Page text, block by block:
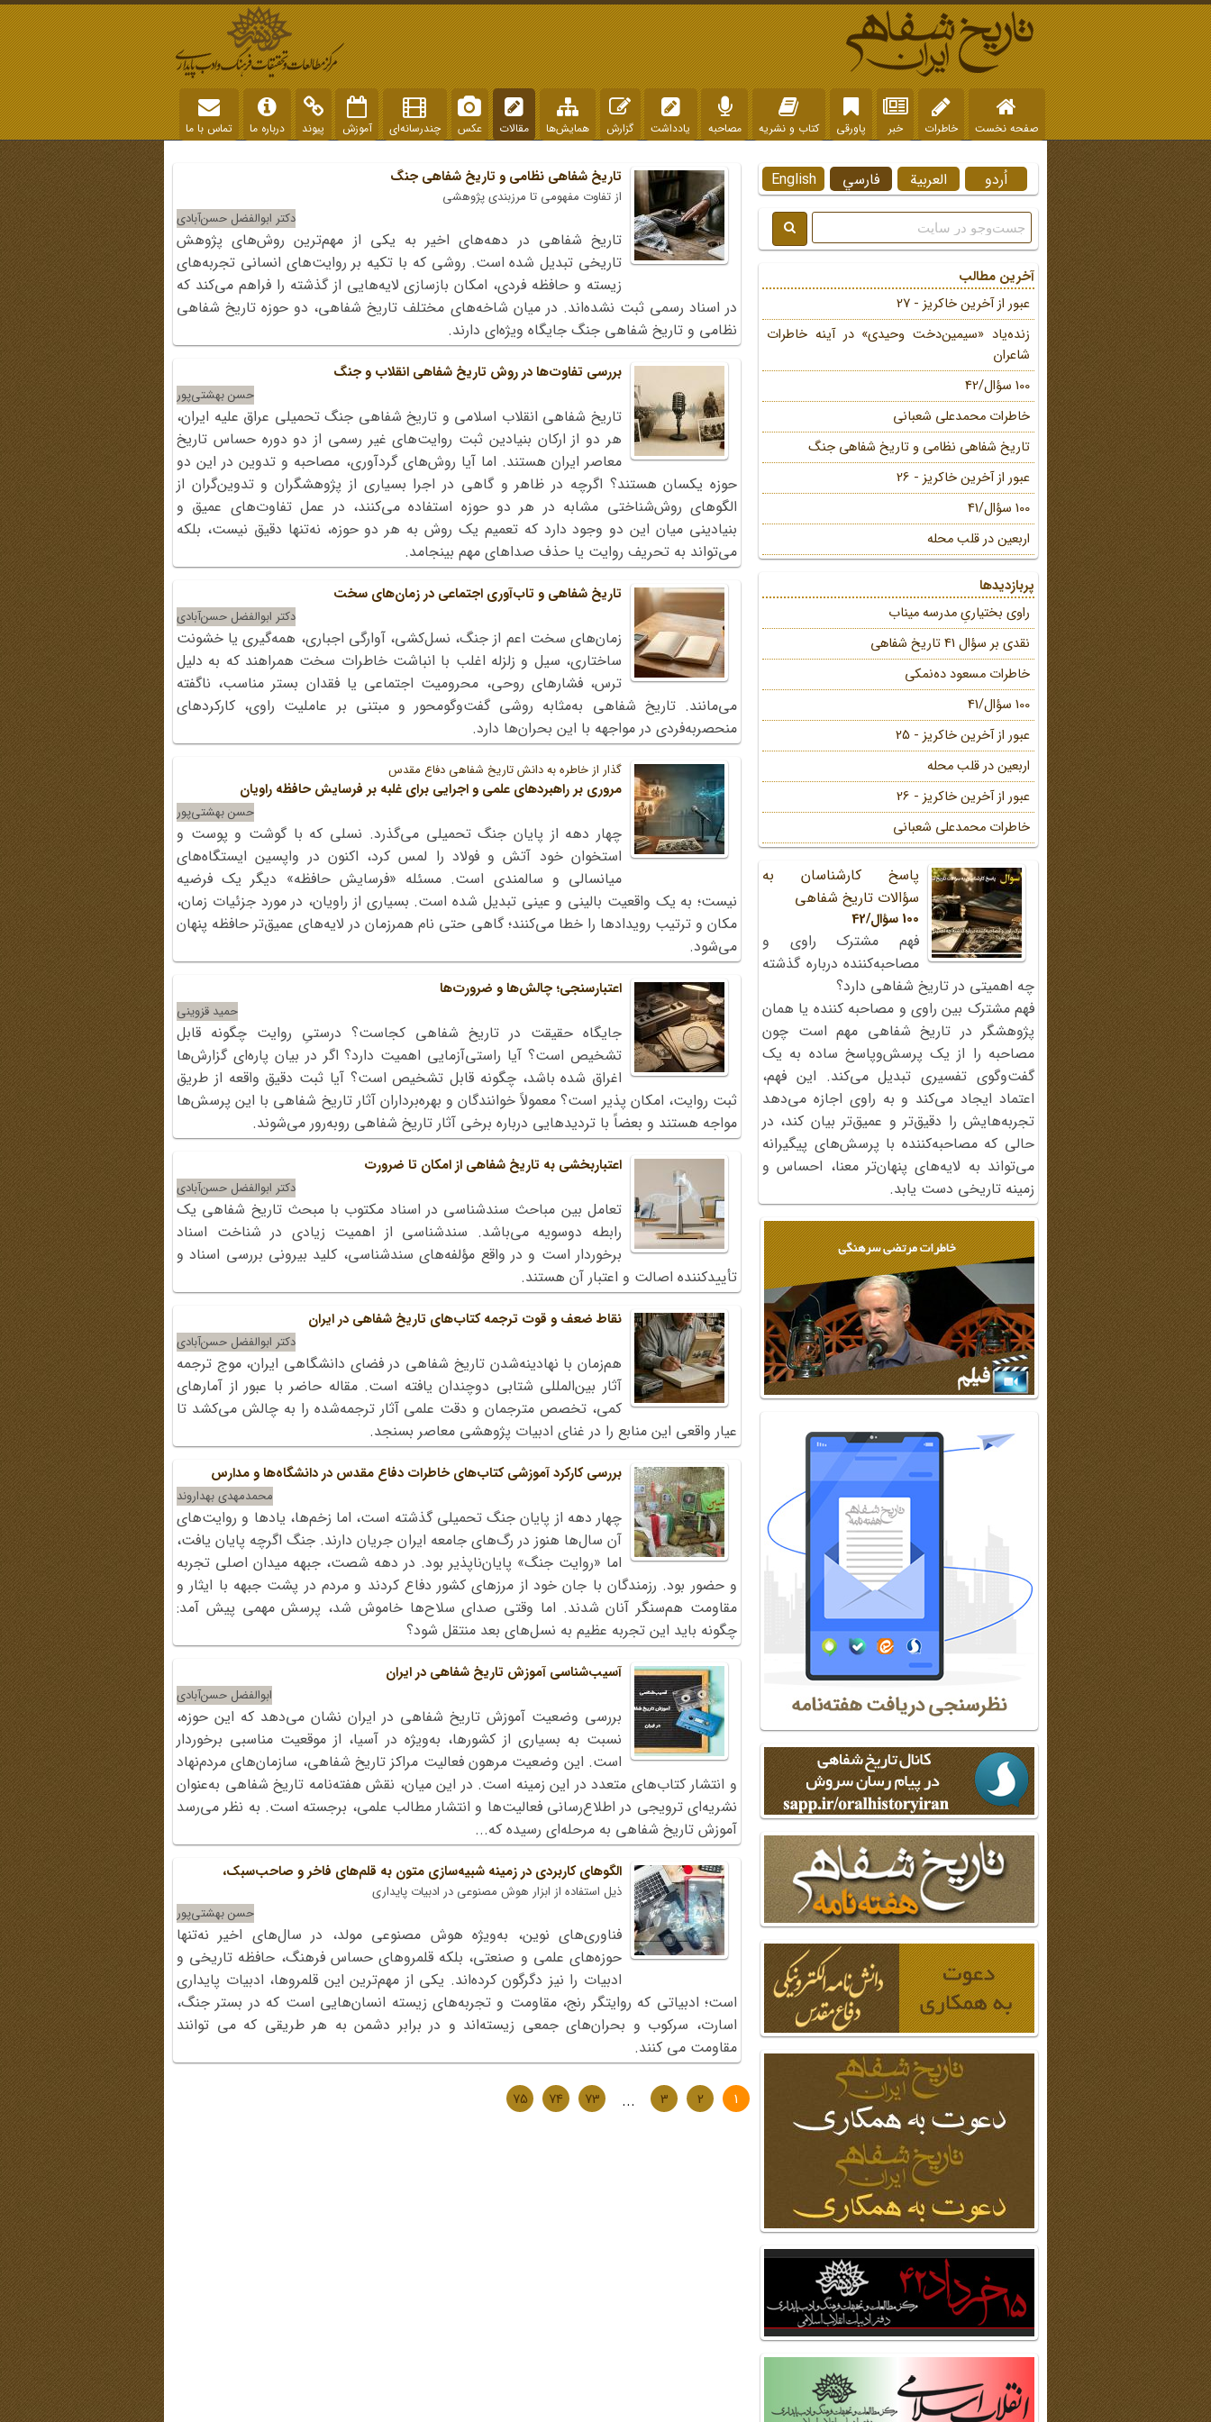
صفحه نخست خاطرات خبر پاورقی کتاب و نشریه مصاحبه یادداشت گزارش همایش‌ها مقالات عکس چندرسانه‌ای آموزش پیوند درباره ما تماس با ما
تاریخ شفاهی نظامی و تاریخ شفاهی جنگ
از تفاوت مفهومی تا مرزبندی پژوهشی
دکتر ابوالفضل حسن‌آبادی
تاریخ شفاهی در دهه‌های اخیر به یکی از مهم‌ترین روش‌های پژوهش
تاریخی تبدیل شده است. روشی که با تکیه بر روایت‌های انسانی تجربه‌های
زیسته و حافظه فردی، امکان بازسازی لایه‌هایی از گذشته را فراهم می‌کند که
در اسناد رسمی ثبت نشده‌اند. در میان شاخه‌های مختلف تاریخ شفاهی، دو حوزه تاریخ شفاهی
نظامی و تاریخ شفاهی جنگ جایگاه ویژه‌ای دارند.
بررسی تفاوت‌ها در روش تاریخ شفاهی انقلاب و جنگ
حسن بهشتی‌پور
تاریخ شفاهی انقلاب اسلامی و تاریخ شفاهی جنگ تحمیلی عراق علیه ایران،
هر دو از ارکان بنیادین ثبت روایت‌های غیر رسمی از دو دوره حساس تاریخ
معاصر ایران هستند. اما آیا روش‌های گردآوری، مصاحبه و تدوین در این دو
حوزه یکسان هستند؟ اگرچه در ظاهر و گاهی در اجرا بسیاری از پژوهشگران و تدوین‌گران از
الگوهای روش‌شناختی مشابه در هر دو حوزه استفاده می‌کنند، در عمل تفاوت‌های عمیق و
بنیادینی میان این دو وجود دارد که تعمیم یک روش به هر دو حوزه، نه‌تنها دقیق نیست، بلکه
می‌تواند به تحریف روایت یا حذف صداهای مهم بینجامد.
تاریخ شفاهی و تاب‌آوری اجتماعی در زمان‌های سخت
دکتر ابوالفضل حسن‌آبادی
زمان‌های سخت اعم از جنگ، نسل‌کشی، آوارگی اجباری، همه‌گیری یا خشونت
ساختاری، سیل و زلزله اغلب با انباشت خاطرات سخت همراهند که به دلیل
ترس، فشارهای روحی، محرومیت اجتماعی یا فقدان بستر مناسب، ناگفته
می‌مانند. تاریخ شفاهی به‌مثابه روشی گفت‌وگومحور و مبتنی بر عاملیت راوی، کارکردهای
منحصربه‌فردی در مواجهه با این بحران‌ها دارد.
گذار از خاطره به دانش تاریخ شفاهی دفاع مقدس
مروری بر راهبردهای علمی و اجرایی برای غلبه بر فرسایش حافظه راویان
حسن بهشتی‌پور
چهار دهه از پایان جنگ تحمیلی می‌گذرد. نسلی که با گوشت و پوست و
استخوان خود آتش و فولاد را لمس کرد، اکنون در واپسین ایستگاه‌های
میانسالی و سالمندی است. مسئله «فرسایش حافظه» دیگر یک فرضیه
نیست؛ به یک واقعیت بالینی و عینی تبدیل شده است. بسیاری از راویان، در مورد جزئیات زمان،
مکان و ترتیب رویدادها را خطا می‌کنند؛ گاهی حتی نام همرزمان در لایه‌های عمیق‌تر حافظه پنهان
می‌شود.
اعتبارسنجی؛ چالش‌ها و ضرورت‌ها
حمید قزوینی
جایگاه حقیقت در تاریخ شفاهی کجاست؟ درستیِ روایت چگونه قابل
تشخیص است؟ آیا راستی‌آزمایی اهمیت دارد؟ اگر در بیان پاره‌ای گزارش‌ها
اغراق شده باشد، چگونه قابل تشخیص است؟ آیا ثبت دقیق واقعه از طریق
ثبت روایت، امکان پذیر است؟ معمولاً خوانندگان و بهره‌برداران آثار تاریخ شفاهی با این پرسش‌ها
مواجه هستند و بعضاً با تردیدهایی درباره برخی آثار تاریخ شفاهی روبه‌رور می‌شوند.
اعتباربخشی به تاریخ شفاهی از امکان تا ضرورت
دکتر ابوالفضل حسن‌آبادی
تعامل بین مباحث سندشناسی در اسناد مکتوب با مبحث تاریخ شفاهی یک
رابطه دوسویه می‌باشد. سندشناسی از اهمیت زیادی در شناخت اسناد
برخوردار است و در واقع مؤلفه‌های سندشناسی، کلید بیرونی بررسی اسناد و
تأییدکننده اصالت و اعتبار آن هستند.
نقاط ضعف و قوت ترجمه کتاب‌های تاریخ شفاهی در ایران
دکتر ابوالفضل حسن‌آبادی
هم‌زمان با نهادینه‌شدن تاریخ شفاهی در فضای دانشگاهی ایران، موج ترجمه
آثار بین‌المللی شتابی دوچندان یافته است. مقاله حاضر با عبور از آمارهای
کمی، تخصص مترجمان و دقت علمی آثار ترجمه‌شده را به چالش می‌کشد تا
عیار واقعی این منابع را در غنای ادبیات پژوهشی معاصر بسنجد.
بررسی کارکرد آموزشی کتاب‌های خاطرات دفاع مقدس در دانشگاه‌ها و مدارس
محمدمهدی بهداروند
چهار دهه از پایان جنگ تحمیلی گذشته است، اما زخم‌ها، یادها و روایت‌های
آن سال‌ها هنوز در رگ‌های جامعه ایران جریان دارند. جنگ اگرچه پایان یافت،
اما «روایت جنگ» پایان‌ناپذیر بود. در دهه شصت، جبهه میدان اصلی تجربه
و حضور بود. رزمندگان با جان خود از مرزهای کشور دفاع کردند و مردم در پشت جبهه با ایثار و
مقاومت هم‌سنگر آنان شدند. اما وقتی صدای سلاح‌ها خاموش شد، پرسش مهمی پیش آمد:
چگونه باید این تجربه عظیم به نسل‌های بعد منتقل شود؟
آسیب‌شناسی آموزش تاریخ شفاهی در ایران
ابوالفضل حسن‌آبادی
بررسی وضعیت آموزش تاریخ شفاهی در ایران نشان می‌دهد که این حوزه،
نسبت به بسیاری از کشورها، به‌ویژه در آسیا، از موقعیت مناسبی برخوردار
است. این وضعیت مرهون فعالیت مراکز تاریخ شفاهی، سازمان‌های مردم‌نهاد
و انتشار کتاب‌های متعدد در این زمینه است. در این میان، نقش هفته‌نامه تاریخ شفاهی به‌عنوان
نشریه‌ای ترویجی در اطلاع‌رسانی فعالیت‌ها و انتشار مطالب علمی، برجسته است. به نظر می‌رسد
آموزش تاریخ شفاهی به مرحله‌ای رسیده که...
الگوهای کاربردی در زمینه شبیه‌سازی متون به قلم‌های فاخر و صاحب‌سبک،
ذیل استفاده از ابزار هوش مصنوعی در ادبیات پایداری
حسن بهشتی‌پور
فناوری‌های نوین، به‌ویژه هوش مصنوعی مولد، در سال‌های اخیر نه‌تنها
حوزه‌های علمی و صنعتی، بلکه قلمروهای حساس فرهنگ، حافظه تاریخی و
ادبیات را نیز دگرگون کرده‌اند. یکی از مهم‌ترین این قلمروها، ادبیات پایداری
است؛ ادبیاتی که روایتگر رنج، مقاومت و تجربه‌های زیسته انسان‌هایی است که در بستر جنگ،
اسارت، سرکوب و بحران‌های جمعی زیسته‌اند و در برابر دشمن به هر طریقی که می توانند
مقاومت می کنند.
1
2
3
...
73
74
75
English فارسي العربية اُردو
آخرین مطالب
عبور از آخرین خاکریز - 27
زنده‌یاد «سیمین‌دخت وحیدی» در آینه خاطرات
شاعران
100 سؤال/42
خاطرات محمد‌علی شعبانی
تاریخ شفاهی نظامی و تاریخ شفاهی جنگ
عبور از آخرین خاکریز - 26
100 سؤال/41
اربعین در قلب محله
پربازدیدها
راوی بختیاریِ مدرسه میناب
نقدی بر سؤال 41 تاریخ شفاهی
خاطرات مسعود ده‌نمکی
100 سؤال/41
عبور از آخرین خاکریز - 25
اربعین در قلب محله
عبور از آخرین خاکریز - 26
خاطرات محمد‌علی شعبانی
پاسخ کارشناسان به
سؤالات تاریخ شفاهی
100 سؤال/42
فهم مشترک راوی و
مصاحبه‌کننده درباره گذشته
چه اهمیتی در تاریخ شفاهی دارد؟
فهم مشترک بین راوی و مصاحبه کننده یا همان
پژوهشگر در تاریخ شفاهی مهم است چون
مصاحبه را از یک پرسش‌وپاسخ ساده به یک
گفت‌وگوی تفسیری تبدیل می‌کند. این فهم،
اعتماد ایجاد می‌کند و به راوی اجازه می‌دهد
تجربه‌هایش را دقیق‌تر و عمیق‌تر بیان کند، در
حالی که مصاحبه‌کننده با پرسش‌های پیگیرانه
می‌تواند به لایه‌های پنهان‌تر معنا، احساس و
زمینه تاریخی دست یابد.